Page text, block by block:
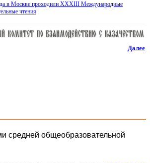
в Москве проходили XXXIII Международные
чтения
Далее
средней общеобразовательной